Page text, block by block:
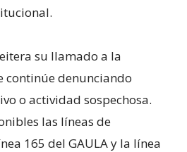
su llamado a la
denunciando
o actividad sospechosa.
las líneas de
165 del GAULA y la línea